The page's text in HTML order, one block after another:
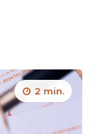
2 min.